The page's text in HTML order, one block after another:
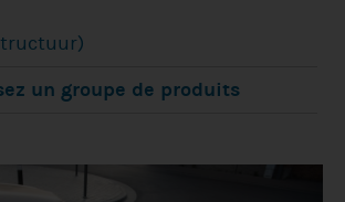
un groupe de produits